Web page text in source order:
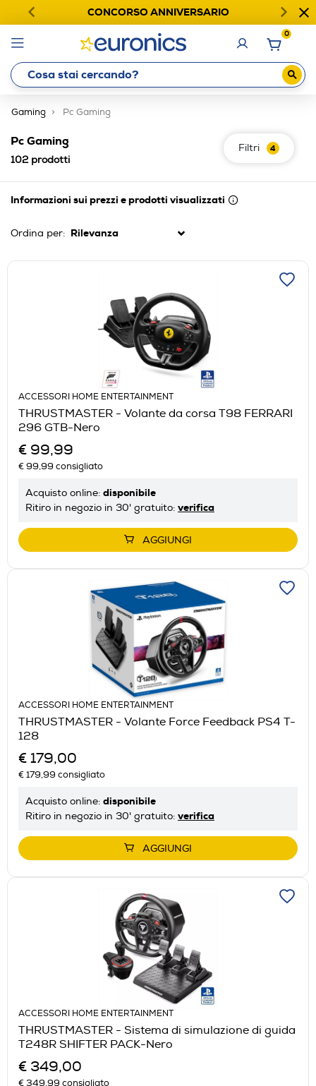
CONCORSO ANNIVERSARIO
0
Gaming Pc Gaming
Filtri 4
Pc Gaming
102prodotti
Informazioni sui prezzi e prodotti visualizzati
Ordina per:
ACCESSORI HOME ENTERTAINMENT
THRUSTMASTER - Volante da corsa T98 FERRARI
296 GTB-Nero
€ 99,99
€ 99,99 consigliato
Acquisto online: disponibile
Ritiro in negozio in 30' gratuito: verifica
AGGIUNGI
ACCESSORI HOME ENTERTAINMENT
THRUSTMASTER - Volante Force Feedback PS4 T-
128
€ 179,00
€ 179,99 consigliato
Acquisto online: disponibile
Ritiro in negozio in 30' gratuito: verifica
AGGIUNGI
ACCESSORI HOME ENTERTAINMENT
THRUSTMASTER - Sistema di simulazione di guida
T248R SHIFTER PACK-Nero
€ 349,00
€ 349,99 consigliato